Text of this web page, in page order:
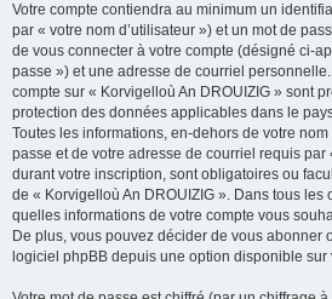
Votre compte contiendra au minimum un
par « votre nom d’utilisateur ») et un mot de
de vous connecter à votre compte (désigné ci-
passe ») et une adresse de courriel
compte sur « Korvigelloù An DROUIZIG » sont
protection des données applicables dans le
Toutes les informations, en-dehors de votre nom
passe et de votre adresse de courriel requis par
durant votre inscription, sont obligatoires ou
de « Korvigelloù An DROUIZIG ». Dans tous les
quelles informations de votre compte vous
De plus, vous pouvez décider de vous abonner
logiciel phpBB depuis une option disponible sur